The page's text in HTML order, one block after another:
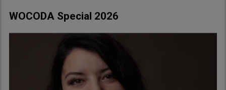
WOCODA Special 2026